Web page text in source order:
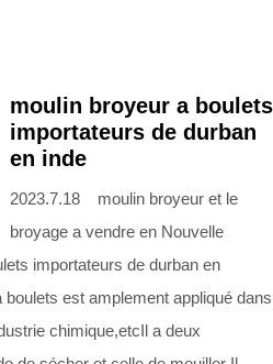
moulin broyeur a boulets
importateurs de durban
en inde
2023.7.18 moulin broyeur et le
broyage a vendre en Nouvelle
importateurs de durban en
est amplement appliqué dans
chimique,etcIl a deux